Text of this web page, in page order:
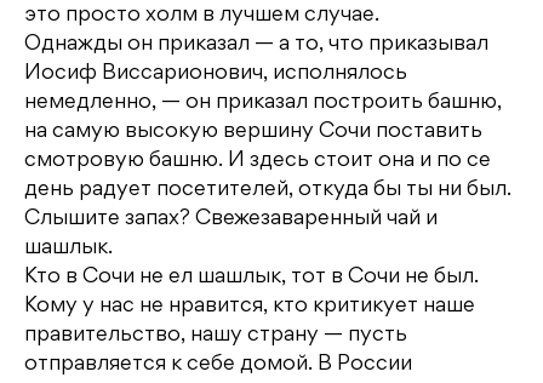
это просто холм в лучшем случае.
Однажды он приказал — а то, что приказывал
Иосиф Виссарионович, исполнялось
немедленно, — он приказал построить башню,
на самую высокую вершину Сочи поставить
смотровую башню. И здесь стоит она и по се
день радует посетителей, откуда бы ты ни был.
Слышите запах? Свежезаваренный чай и
шашлык.
Кто в Сочи не ел шашлык, тот в Сочи не был.
Кому у нас не нравится, кто критикует наше
правительство, нашу страну — пусть
отправляется к себе домой. В России